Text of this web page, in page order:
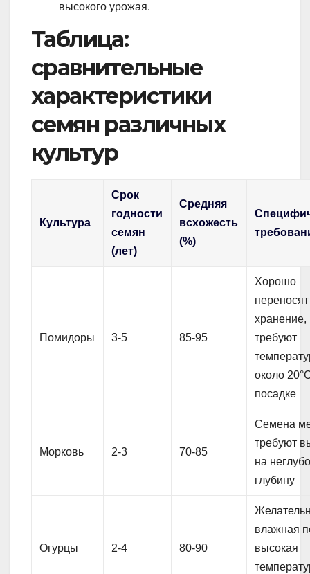
высокого урожая.
Таблица:
сравнительные
характеристики
семян различных
культур
Культура
Срок
годности
семян
(лет)
Средняя
всхожесть
(%)
Помидоры 3-5 85-95
Хорошо
переносят
хранение,
требуют
около
посадке
Морковь 2-3 70-85
Семена
требуют
на
глубину
Огурцы 2-4 80-90
влажная
высокая